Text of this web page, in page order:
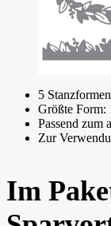
5 Stanzformen
Größte Form:
Passend zum
Zur
Im